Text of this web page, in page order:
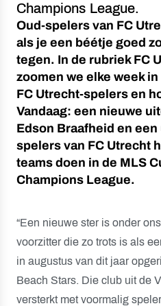
Champions League.
Oud-spelers van FC
als je een béétje goed
tegen. In de rubriek FC
zoomen we elke week
FC Utrecht-spelers en
Vandaag: een nieuwe
Edson Braafheid en
spelers van FC Utrecht
teams doen in de MLS
Champions League.
“Een nieuwe ster is onder
voorzitter die zo trots is als
in augustus van dit jaar
Beach Stars. Die club uit de
versterkt met voormalig